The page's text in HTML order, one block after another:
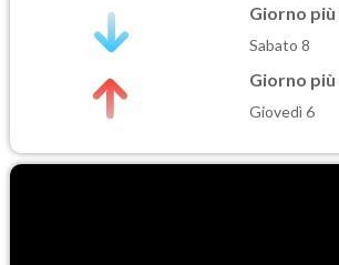
Giorno
Sabato 8
Giorno più
Giovedì 6